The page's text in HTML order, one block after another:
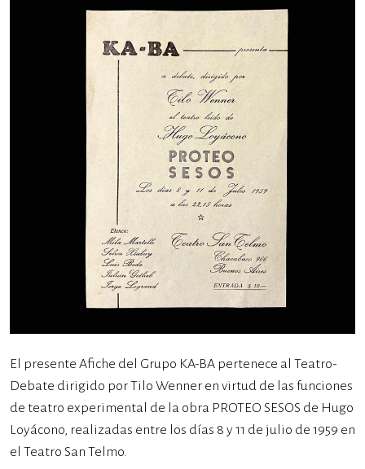
El presente Afiche del Grupo KA-BA pertenece al Teatro-
Debate dirigido por Tilo Wenner en virtud de las funciones
de teatro experimental de la obra PROTEO SESOS de Hugo
Loyácono, realizadas entre los días 8 y 11 de julio de 1959 en
el Teatro San Telmo.